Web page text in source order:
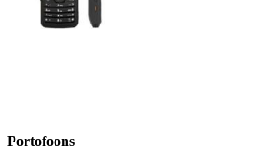
Portofoons